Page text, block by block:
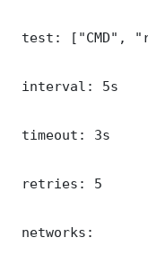
test: ["CMD",
interval: 5s
timeout: 3s
retries: 5
networks: